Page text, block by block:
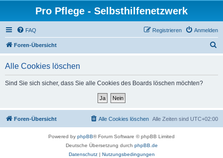
Pro Pflege - Selbsthilfenetzwerk
FAQ Anmelden
Registrieren
Foren-Übersicht
Alle Cookies löschen
Sind Sie sich sicher, dass Sie alle Cookies des Boards löschen möchten?
Foren-Übersicht Alle Zeiten sind UTC+02:00
Alle Cookies löschen
Powered by phpBB® Forum Software © phpBB Limited
Deutsche Übersetzung durch phpBB.de
Datenschutz| Nutzungsbedingungen